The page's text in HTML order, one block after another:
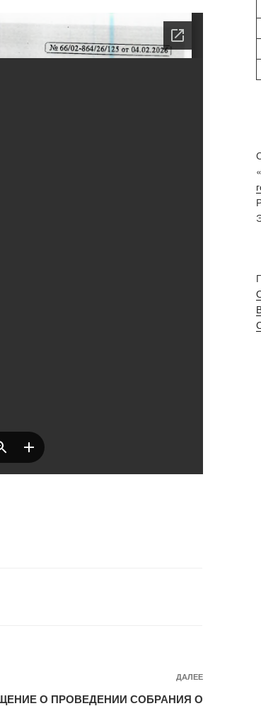
запись
ДАЛЕЕ
О ПРОВЕДЕНИИ СОБРАНИЯ О
«